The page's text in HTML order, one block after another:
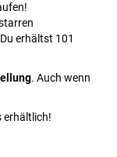
erhältst 101
. Auch wenn
erhältlich!